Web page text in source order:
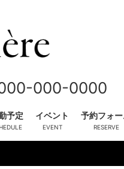
000-0000
予定 イベント 予約フォ